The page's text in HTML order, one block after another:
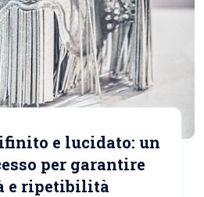
e lucidato: un
per garantire
e ripetibilità